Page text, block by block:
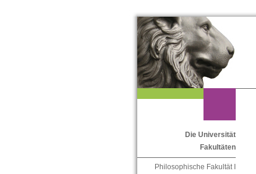
Die Universität
Fakultäten
Philosophische Fakultät I